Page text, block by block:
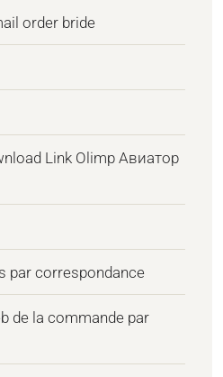
order bride
Link Olimp Авиатор
par correspondance
de la commande par